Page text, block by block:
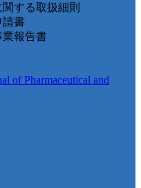
する取扱細則
請書
業報告書
of Pharmaceutical and